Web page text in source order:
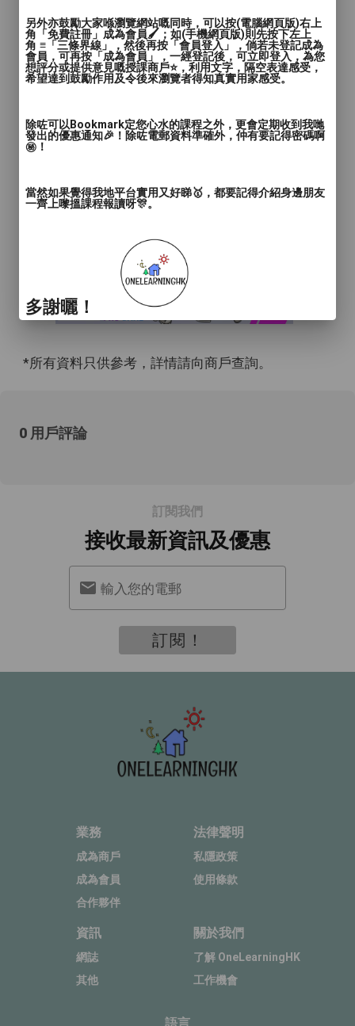
*所有資料只供參考，詳情請向商戶查詢。
0 用戶評論
訂閱我們
接收最新資訊及優惠
輸入您的電郵
訂閱！
業務
成為商戶
成為會員
合作夥伴
法律聲明
私隱政策
使用條款
資訊
網誌
其他
關於我們
了解 OneLearningHK
工作機會
另外亦鼓勵大家喺瀏覽網站嘅同時，可以按(電腦網頁版)右上
角「免費註冊」成為會員🖌️；如(手機網頁版)則先按下左上
角 ≡「三條界線」，然後再按「會員登入」，倘若未登記成為
會員，可再按「成為會員」，一經登記後，可立即登入，為您
想評分或提供意見嘅授課商戶⭐️，利用文字，隔空表達感受，
希望達到鼓勵作用及令後來瀏覽者得知真實用家感受。
除咗可以Bookmark定您心水的課程之外，更會定期收到我哋
發出的優惠通知🎉！除咗電郵資料準確外，仲有要記得密碼啊
㊙️！
當然如果覺得我地平台實用又好睇🥇，都要記得介紹身邊朋友
一齊上嚟搵課程報讀呀🎊。
多謝曬！